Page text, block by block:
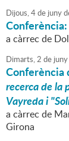
Dijous,4de juny
Conferència:
a càrrec de
Dimarts,2 de juny
Conferència
recerca de
Vayreda i
a càrrec de
Girona